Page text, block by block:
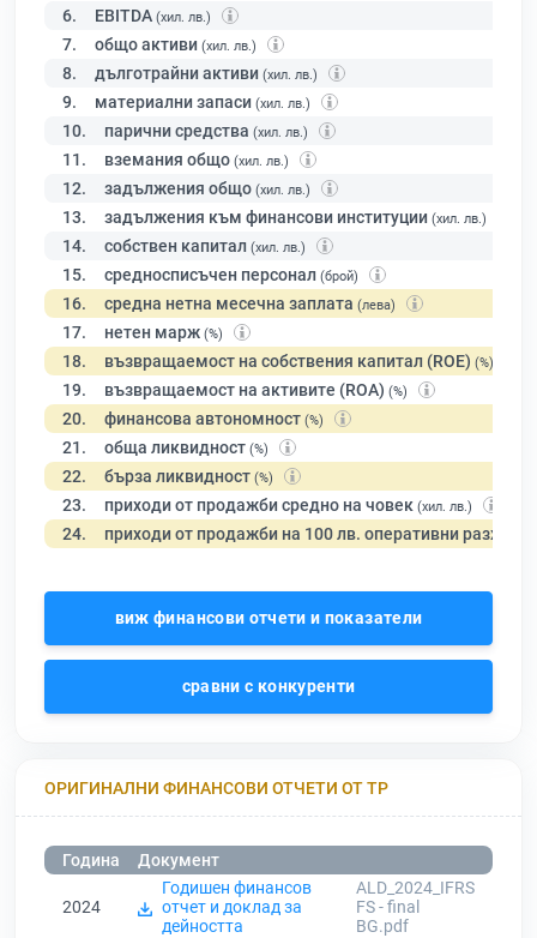
6. EBITDA (хил. лв.)
7. общо активи (хил. лв.)
8. дълготрайни активи (хил. лв.)
9. материални запаси (хил. лв.)
10. парични средства (хил. лв.)
11. вземания общо (хил. лв.)
12. задължения общо (хил. лв.)
13. задължения към финансови институции (хил. лв.)
14. собствен капитал (хил. лв.)
15. средносписъчен персонал (брой)
16. средна нетна месечна заплата (лева)
17. нетен марж (%)
18. възвращаемост на собствения капитал (ROE) (%)
19. възвращаемост на активите (ROA) (%)
20. финансова автономност (%)
21. обща ликвидност (%)
22. бърза ликвидност (%)
23. приходи от продажби средно на човек (хил. лв.)
24. приходи от продажби на 100 лв. оперативни разходи
виж финансови отчети и показатели
сравни с конкуренти
ОРИГИНАЛНИ ФИНАНСОВИ ОТЧЕТИ ОТ ТР
Година Документ
2024
Годишен финансов
отчет и доклад за
дейността
ALD_2024_IFRS
FS - final
BG.pdf